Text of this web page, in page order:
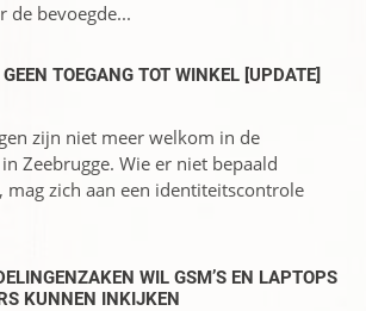
de bevoegde...
TOEGANG TOT WINKEL [UPDATE]
zijn niet meer welkom in de
Zeebrugge. Wie er niet bepaald
mag zich aan een identiteitscontrole
WIL GSM’S EN LAPTOPS
KUNNEN INKIJKEN